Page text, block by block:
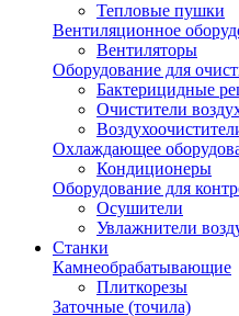
Тепловые пушки
Вентиляционное
Вентиляторы
Оборудование для
Бактерицидные
Очистители
Охлаждающее
Кондиционеры
Оборудование для
Осушители
Увлажнители
Станки
Камнеобрабатывающие
Плиткорезы
Заточные (точила)